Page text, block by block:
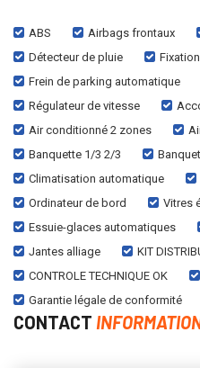
ABS Airbags frontaux
Détecteur de pluie
Frein de parking automatique
Régulateur de vitesse
Air conditionné 2 zones
Banquette 1/3 2/3
Climatisation automatique
Ordinateur de bord
Vitres
Essuie-glaces automatiques
Jantes alliage
KIT
CONTROLE TECHNIQUE OK
Garantie légale de conformité
CONTACT